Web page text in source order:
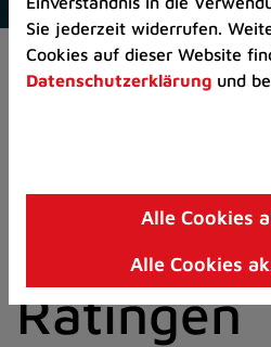
springen
(Schnelltaste
M)
Zur
8)
I)
Aktuelles
der Stadt
Ratingen
Sie jederzeit widerrufen.
Cookies auf dieser Website
Datenschutzerklärung und
Alle Cookies
Alle Cookies